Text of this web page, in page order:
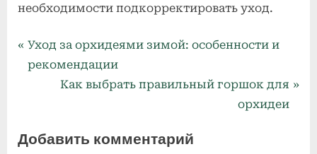
необходимости подкорректировать уход.
Уход за
Навигация
по
P
r
o
Уход за орхидеями зимой: особенности и
рекомендации
N
t
Как выбрать правильный горшок для
орхидеи
Добавить комментарий